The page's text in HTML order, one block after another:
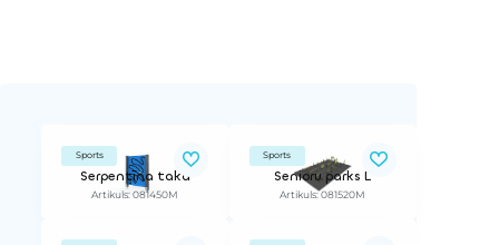
Sports
Serpentīna taka
Artikuls: 081450M
Sports
Senioru parks L
Artikuls: 081520M